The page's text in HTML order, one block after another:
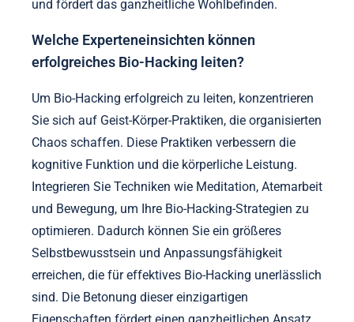
Achtsamkeit und Integration. Regelmäßige Praxis
fördert die Gewohnheitsbildung, während
Achtsamkeit das Bewusstsein für körperliche
Empfindungen und Emotionen erhöht. Die
Integration von Techniken, wie die Kombination von
Atemarbeit mit Bewegung, maximiert die Vorteile
und fördert das ganzheitliche Wohlbefinden.
Welche Experteneinsichten können
erfolgreiches Bio-Hacking leiten?
Um Bio-Hacking erfolgreich zu leiten, konzentrieren
Sie sich auf Geist-Körper-Praktiken, die organisierten
Chaos schaffen. Diese Praktiken verbessern die
kognitive Funktion und die körperliche Leistung.